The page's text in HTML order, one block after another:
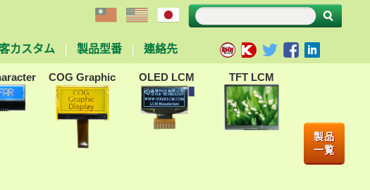
カスタム 製品型番 連絡先
COG Graphic OLED LCM TFT LCM
製品
一覧